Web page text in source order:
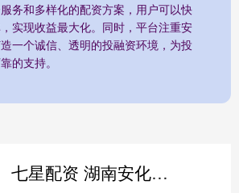
务和多样化的配资方案，用户可以快
实现收益最大化。同时，平台注重安
一个诚信、透明的投融资环境，为投
的支持。
七星配资 湖南安化一中发生火灾，官方通告：未造成人员伤亡，学校文物区等未受火情影响